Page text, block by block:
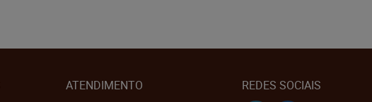
ATENDIMENTO REDES SOCIAIS